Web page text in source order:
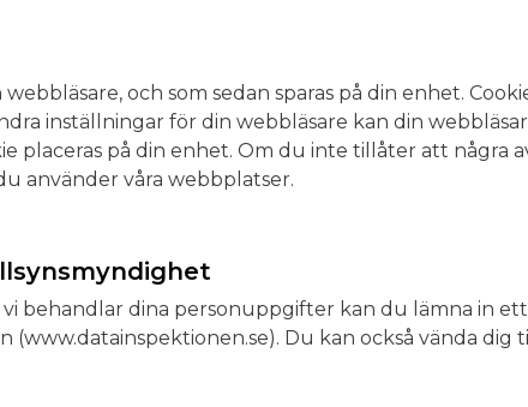
och som sedan sparas på din enhet.
inställningar för din webbläsare kan din
placeras på din enhet. Om du inte tillåter att några
använder våra webbplatser.
behandlar dina personuppgifter kan du lämna in ett
Du kan också vända dig till